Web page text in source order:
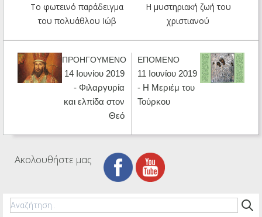
Το φωτεινό παράδειγμα
του πολυάθλου Ιώβ
Η μυστηριακή ζωή του
χριστιανού
ΠΡΟΗΓΟΥΜΕΝΟ
14 Ιουνίου 2019
- Φιλαργυρία
και ελπίδα στον
Θεό
ΕΠΟΜΕΝΟ
11 Ιουνίου 2019
- Η Μεριέμ του
Τούρκου
Ακολουθήστε μας